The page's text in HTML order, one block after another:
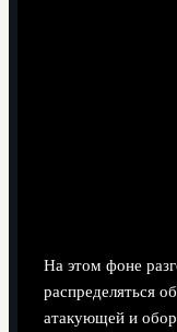
На этом фоне
распределяться
атакующей и